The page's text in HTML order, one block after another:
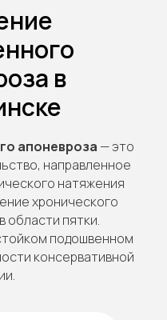
в
апоневроза — это
направленное
натяжения
хронического
области пятки.
подошвенном
консервативной